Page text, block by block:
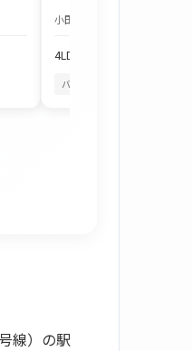
小田急小田原線 本厚木駅 バス
4LDK
バルコニーから花火
線）の駅